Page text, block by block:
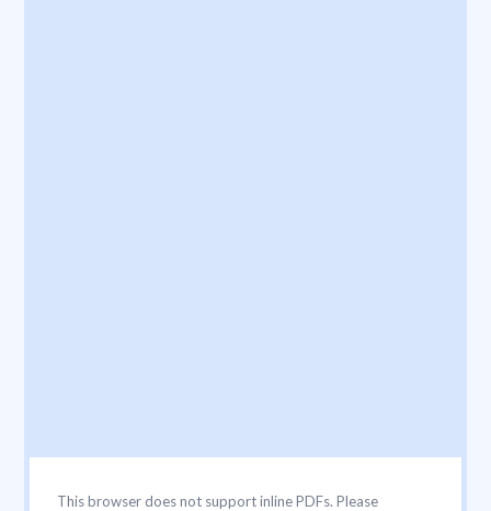
This browser does not support inline PDFs. Please